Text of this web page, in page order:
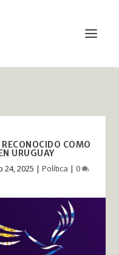
COMO
URUGUAY
24, 2025 | Política | 0